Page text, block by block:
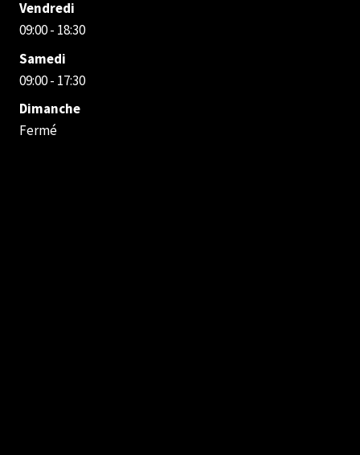
Vendredi
09:00 - 18:30
Samedi
09:00 - 17:30
Dimanche
Fermé